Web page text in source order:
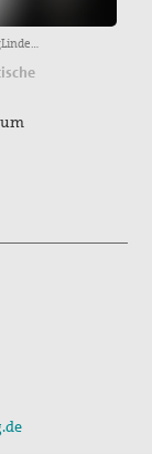
04. Dez 2026 bis 06. Dez 2026, Haus Maria LindenbergLindenbergstraße 25, 79271 St. PeterAnmeldungen erbeten an:Carmen Piazzi. Verwaltung. Telefon: +49 761 5144 228 · carmen.piazzi@seelsorgeamt-freiburg.de. Erzbischöfliches Seelsorgeamt. Abt IV-Sozialpastoral.